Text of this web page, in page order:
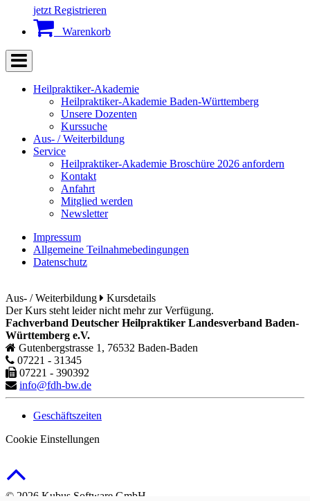
jetzt Registrieren
Warenkorb
Heilpraktiker-Akademie
Heilpraktiker-Akademie Baden-Württemberg
Unsere Dozenten
Kurssuche
Aus- / Weiterbildung
Service
Heilpraktiker-Akademie Broschüre 2026 anfordern
Kontakt
Anfahrt
Mitglied werden
Newsletter
Impressum
Allgemeine Teilnahmebedingungen
Datenschutz
Aus- / Weiterbildung
Kursdetails
Der Kurs steht leider nicht mehr zur Verfügung.
Fachverband Deutscher Heilpraktiker Landesverband Baden-
Württemberg e.V.
Gutenbergstrasse 1, 76532 Baden-Baden
07221 - 31345
07221 - 390392
info@fdh-bw.de
Geschäftszeiten
Cookie Einstellungen
© 2026 Kubus Software GmbH